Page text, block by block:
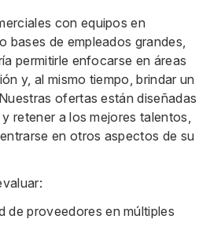
con equipos en
bases de empleados grandes,
permitirle enfocarse en áreas
y, al mismo tiempo, brindar un
ofertas están diseñadas
retener a los mejores talentos,
en otros aspectos de su
de proveedores en múltiples